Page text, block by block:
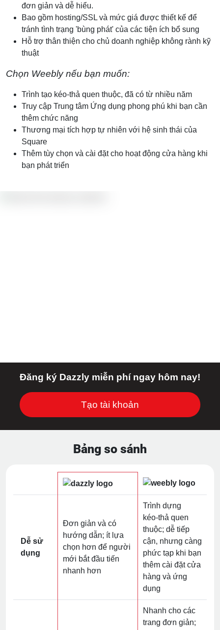
đơn giản và dễ hiểu.
Bao gồm hosting/SSL và mức giá được thiết kế để
tránh tình trạng 'bùng phát' của các tiện ích bổ sung
Hỗ trợ thân thiện cho chủ doanh nghiệp không rành kỹ
thuật
Chọn Weebly nếu bạn muốn:
Trình tạo kéo‑thả quen thuộc, đã có từ nhiều năm
Truy cập Trung tâm Ứng dụng phong phú khi bạn cần
thêm chức năng
Thương mại tích hợp tự nhiên với hệ sinh thái của
Square
Thêm tùy chọn và cài đặt cho hoạt động cửa hàng khi
bạn phát triển
Đăng ký Dazzly miễn phí ngay hôm nay!
Tạo tài khoản
Bảng so sánh
Dễ sử
dụng
Đơn giản và có
hướng dẫn; ít lựa
chọn hơn để người
mới bắt đầu tiến
nhanh hơn
Trình dựng
kéo‑thả quen
thuộc; dễ tiếp
cận, nhưng càng
phức tạp khi bạn
thêm cài đặt cửa
hàng và ứng
dụng
Nhanh cho các
trang đơn giản;